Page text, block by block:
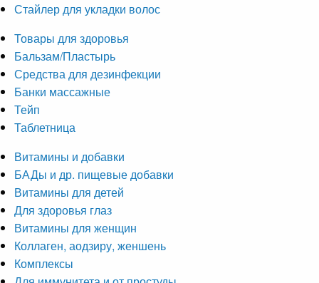
Стайлер для укладки волос
Товары для здоровья
Бальзам/Пластырь
Средства для дезинфекции
Банки массажные
Тейп
Таблетница
Витамины и добавки
БАДы и др. пищевые добавки
Витамины для детей
Для здоровья глаз
Витамины для женщин
Коллаген, аодзиру, женшень
Комплексы